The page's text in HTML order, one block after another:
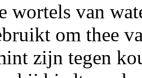
wortels van
om thee
zijn tegen